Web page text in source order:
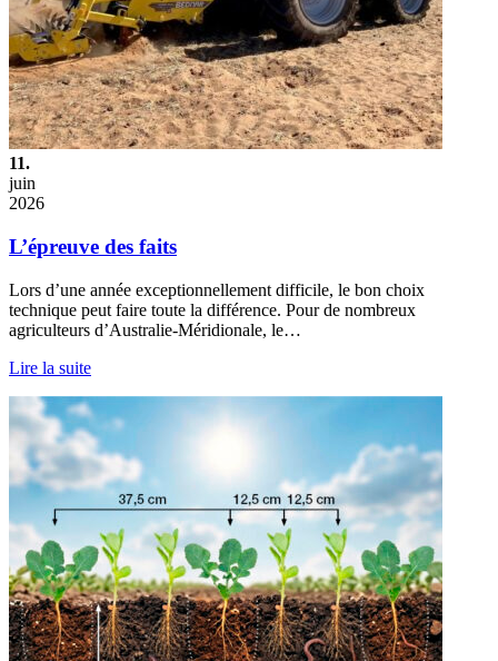
11.
juin
2026
L’épreuve des faits
Lors d’une année exceptionnellement difficile, le bon choix
technique peut faire toute la différence. Pour de nombreux
agriculteurs d’Australie-Méridionale, le…
Lire la suite